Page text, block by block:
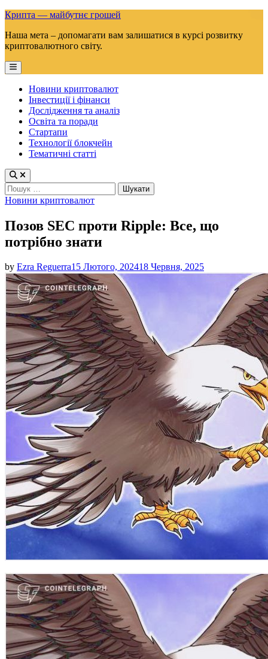
Skip
content
Крипта — майбутнє грошей
Наша мета – допомагати вам залишатися в курсі розвитку
криптовалютного світу.
Main
Menu
Новини криптовалют
Інвестиції і фінанси
Дослідження та аналіз
Освіта та поради
Стартапи
Технології блокчейн
Тематичні статті
Пошук:
Posted
Новини криптовалют
Позов SEC проти Ripple: Все, що
потрібно знати
by Ezra Reguerra15 Лютого, 202418 Червня, 2025